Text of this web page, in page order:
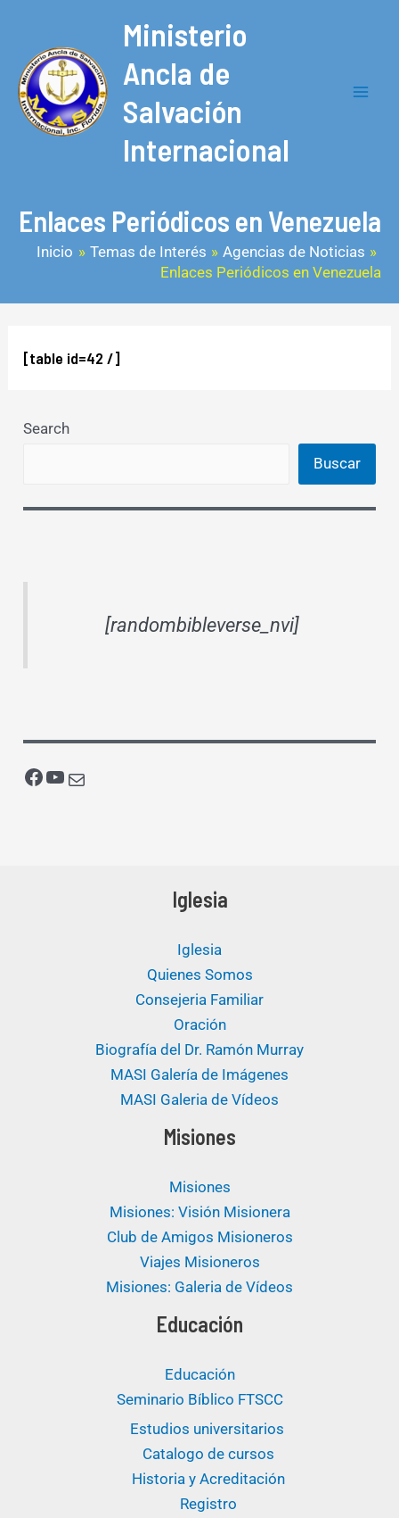
contenido
Ministerio
Ancla de
Salvación
Internacional
Enlaces Periódicos en Venezuela
Inicio Temas de Interés
Agencias de Noticias
Enlaces Periódicos en Venezuela
[table id=42 /]
Search
Buscar
[randombibleverse_nvi]
Iglesia
Iglesia
Quienes Somos
Consejeria Familiar
Oración
Biografía del Dr. Ramón Murray
MASI Galería de Imágenes
MASI Galeria de Vídeos
Misiones
Misiones
Misiones: Visión Misionera
Club de Amigos Misioneros
Viajes Misioneros
Misiones: Galeria de Vídeos
Educación
Educación
Seminario Bíblico FTSCC
Estudios universitarios ​
Catalogo de cursos
Historia y Acreditación
Registro